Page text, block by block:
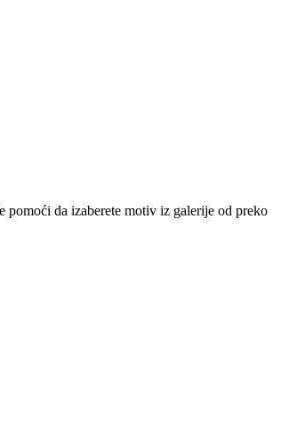
da izaberete motiv iz galerije od preko